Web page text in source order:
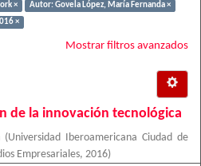
×
Autor: Govela López, María Fernanda ×
×
Mostrar filtros avanzados
de la innovación tecnológica
(Universidad Iberoamericana Ciudad de
Empresariales, 2016)